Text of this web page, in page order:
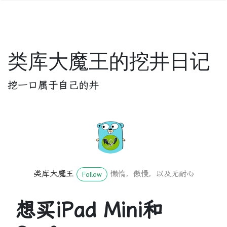
类库大魔王的挖井日记
挖一口属于自己的井
类库大魔王 Follow 懒惰，傲慢，以及无耐心
想买iPad Mini和